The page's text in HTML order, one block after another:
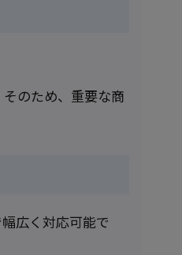
のため、重要な商
広く対応可能で